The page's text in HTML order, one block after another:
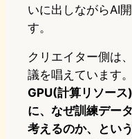
いに出しながらAI
す。
クリエイター側は
議を唱えています。
GPU(計算リソー
に、なぜ訓練デー
考えるのか、とい